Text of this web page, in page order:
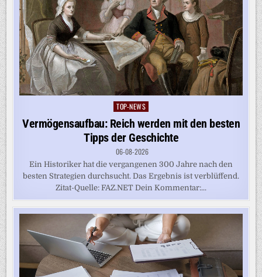
Posted
in
TOP-NEWS
Vermögensaufbau: Reich werden mit den besten
Tipps der Geschichte
06-08-2026
Ein Historiker hat die vergangenen 300 Jahre nach den
besten Strategien durchsucht. Das Ergebnis ist verblüffend.
Zitat-Quelle: FAZ.NET Dein Kommentar:...